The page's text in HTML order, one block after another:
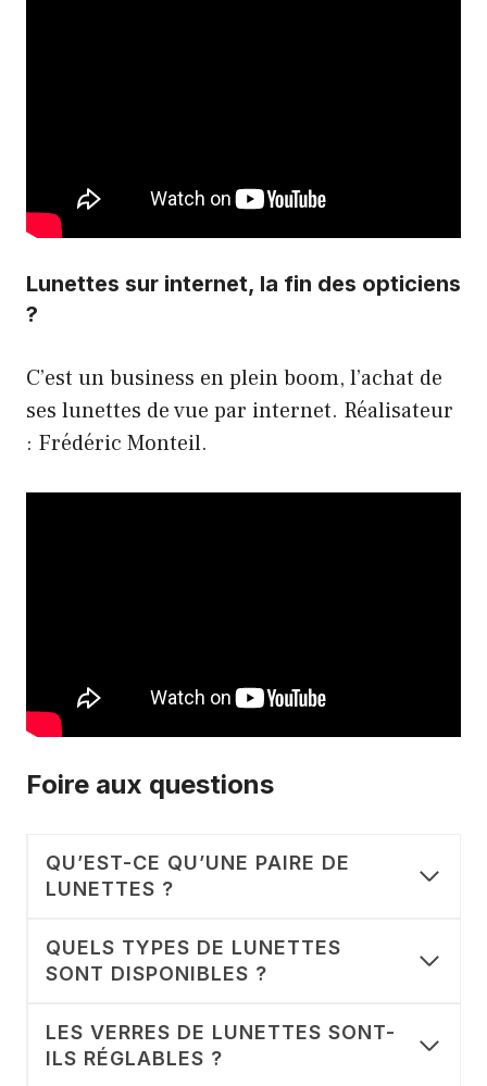
Lunettes sur internet, la fin des opticiens
?
C’est un business en plein boom, l’achat de
ses lunettes de vue par internet. Réalisateur
: Frédéric Monteil.
Foire aux questions
QU’EST-CE QU’UNE PAIRE DE
LUNETTES ?
QUELS TYPES DE LUNETTES
SONT DISPONIBLES ?
LES VERRES DE LUNETTES SONT-
ILS RÉGLABLES ?